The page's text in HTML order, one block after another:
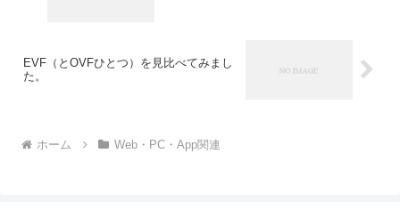
EVF（とOVFひとつ）を見比べてみまし
た。
ホーム Web・PC・App関連